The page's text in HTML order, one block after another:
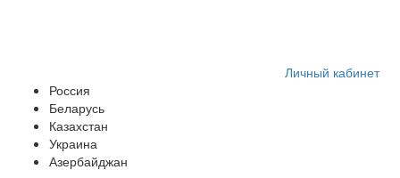
Личный кабинет
Россия
Беларусь
Казахстан
Украина
Азербайджан